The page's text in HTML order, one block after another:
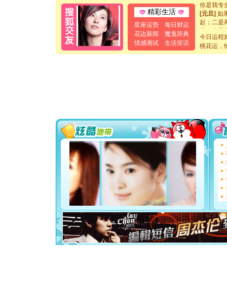
精彩生活
星座运势
每日财运
花边新闻
魔鬼辞典
情感测试
生活笑话
你是我专
[元旦] 如
起；二是
离。水
[元旦]当
泣，这痛
卖了。水
你太多，
要平安
[圣诞节]
能正大
都要快乐
[圣诞节]
如意,快
[元旦]
看
断电。
你是我
[元旦]如
起；二是
离。水晶
[元旦]当
泣，这痛
今日运程
桃花运，